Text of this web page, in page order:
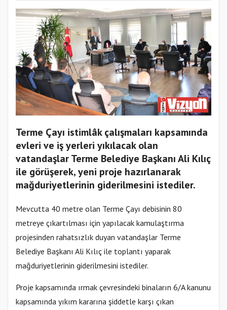
Terme Çayı istimlâk çalışmaları kapsamında
evleri ve iş yerleri yıkılacak olan
vatandaşlar Terme Belediye Başkanı Ali Kılıç
ile görüşerek, yeni proje hazırlanarak
mağduriyetlerinin giderilmesini istediler.
Mevcutta 40 metre olan Terme Çayı debisinin 80
metreye çıkartılması için yapılacak kamulaştırma
projesinden rahatsızlık duyan vatandaşlar Terme
Belediye Başkanı Ali Kılıç ile toplantı yaparak
mağduriyetlerinin giderilmesini istediler.
Proje kapsamında ırmak çevresindeki binaların 6/A kanunu
kapsamında yıkım kararına şiddetle karşı çıkan